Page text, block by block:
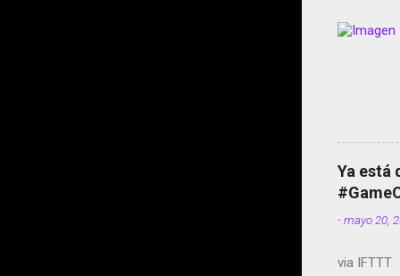
Ya está
-mayo 20,
via IFTTT